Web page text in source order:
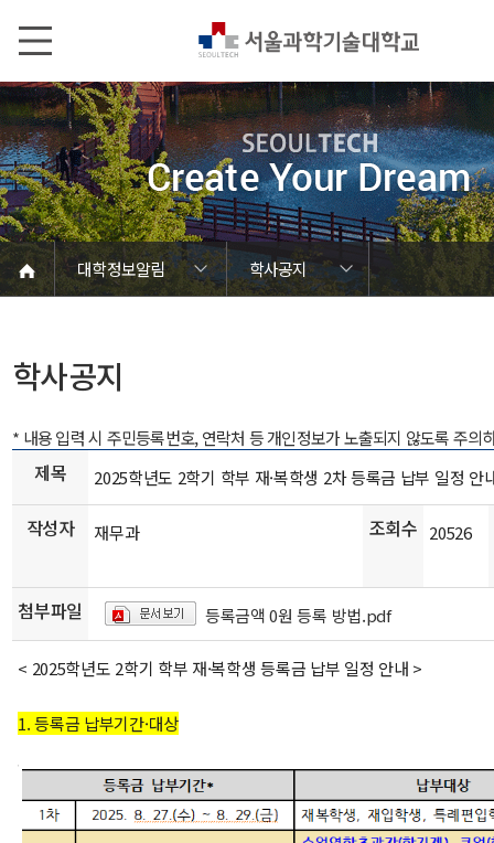
대학정보알림
학사공지
대학정보알림
정보공개
정보서비스안내
온라인민원센터
청렴행정
갑질신고센터
유실물 센터
SEOULTECH광장
대학공지사항
학사공지
장학공지
대학원공지
취업공지
대학입찰
채용정보
공모/외부행사
등록금심의위원회
코로나바이러스19 대응안내
재정위원회
학사공지
* 내용 입력 시 주민등록번호, 연락처 등 개인정보가 노출되지 않도록 주의
제목 2025학년도 2학기 학부 재·복학생 2차 등록금 납부 일정 안
작성자 재무과 조회수 20526
첨부파일 등록금액 0원 등록 방법.pdf
< 2025학년도 2학기 학부 재·복학생 등록금 납부 일정 안내 >
1. 등록금 납부기간·대상